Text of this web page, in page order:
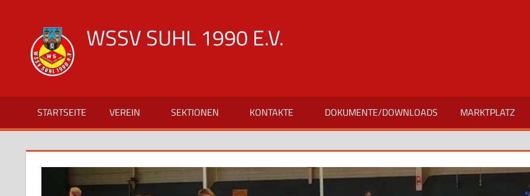
springen
WSSV SUHL 1990 E.V.
offizielle
Vereinsseite
des
WSSV
STARTSEITE VEREIN SEKTIONEN KONTAKTE DOKUMENTE/DOWNLOADS MARKTPLATZ